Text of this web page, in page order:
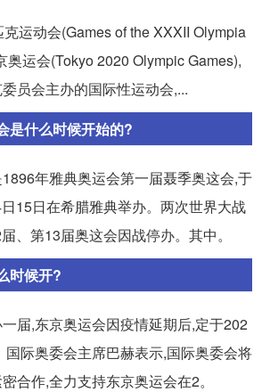
运动会(Games of the XXXII Olympia
奥运会(Tokyo 2020 Olympic Games),
员会主办的国际性运动会,...
是什么时候开始的?
年雅典奥运会第一届聂季奥这会,于
15日在希腊雅典举办。两次世界大战
、第13届奥这会因战停办。其中。
时候开?
届,东京奥运会因疫情延期后,定于202
国际奥委会主席巴赫表示,国际奥委会将
合作,全力支持东京奥运会在2。